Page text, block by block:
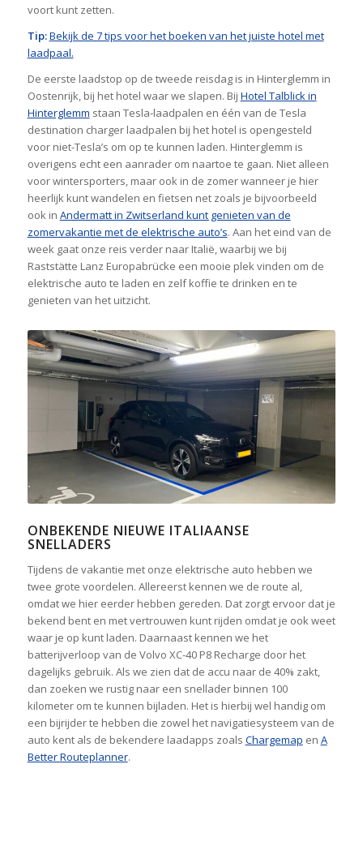
voort kunt zetten.
Tip:Bekijk de 7 tips voor het boeken van het juiste hotel met
laadpaal.
De eerste laadstop op de tweede reisdag is in Hinterglemm in
Oostenrijk, bij het hotel waar we slapen. Bij Hotel Talblick in
Hinterglemm staan Tesla-laadpalen en één van de Tesla
destination charger laadpalen bij het hotel is opengesteld
voor niet-Tesla’s om op te kunnen laden. Hinterglemm is
overigens echt een aanrader om naartoe te gaan. Niet alleen
voor wintersporters, maar ook in de zomer wanneer je hier
heerlijk kunt wandelen en fietsen net zoals je bijvoorbeeld
ook in Andermatt in Zwitserland kunt genieten van de
zomervakantie met de elektrische auto’s. Aan het eind van de
week gaat onze reis verder naar Italië, waarbij we bij
Raststätte Lanz Europabrücke een mooie plek vinden om de
elektrische auto te laden en zelf koffie te drinken en te
genieten van het uitzicht.
ONBEKENDE NIEUWE ITALIAANSE
SNELLADERS
Tijdens de vakantie met onze elektrische auto hebben we
twee grote voordelen. Allereerst kennen we de route al,
omdat we hier eerder hebben gereden. Dat zorgt ervoor dat je
bekend bent en met vertrouwen kunt rijden omdat je ook weet
waar je op kunt laden. Daarnaast kennen we het
batterijverloop van de Volvo XC-40 P8 Recharge door het
dagelijks gebruik. Als we zien dat de accu naar de 40% zakt,
dan zoeken we rustig naar een snellader binnen 100
kilometer om te kunnen bijladen. Het is hierbij wel handig om
een bijrijder te hebben die zowel het navigatiesysteem van de
auto kent als de bekendere laadapps zoals Chargemap en A
Better Routeplanner.